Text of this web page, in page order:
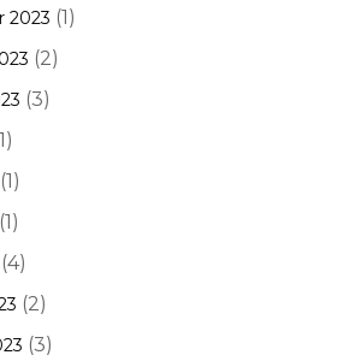
2023 (1)
(2)
(3)
(1)
(1)
(4)
(2)
(3)